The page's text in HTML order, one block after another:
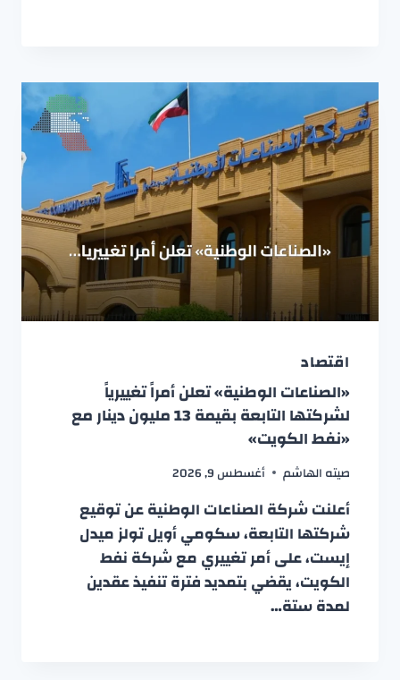
اقتصاد
«الصناعات الوطنية» تعلن أمراً تغييرياً
لشركتها التابعة بقيمة 13 مليون دينار مع
«نفط الكويت»
صيته الهاشم أغسطس 9, 2026
أعلنت شركة الصناعات الوطنية عن توقيع
شركتها التابعة، سكومي أويل تولز ميدل
إيست، على أمر تغييري مع شركة نفط
الكويت، يقضي بتمديد فترة تنفيذ عقدين
لمدة ستة…